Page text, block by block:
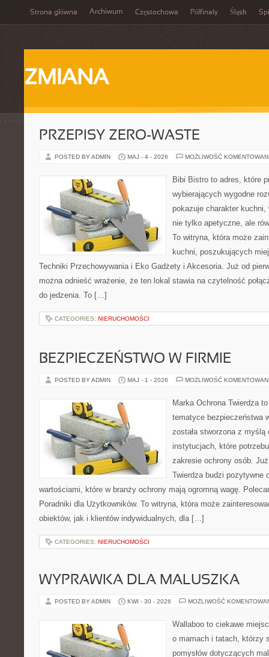
Strona główna Archiwum Częstochowa Półfinały Śląsk
ZMIANA
PRZEPISY ZERO-WASTE
POSTED BY ADMIN MAJ - 4 - 2026 MOŻLIWOŚĆ
Bibi Bistro to adres, które
wybierających wygodne
pokazuje charakter
nie tylko apetyczne, ale
To witryna, która może
kuchni, poszukujących
Techniki Przechowywania i Eko Gadżety i Akcesoria. Już od
można odnieść wrażenie, że ten lokal stawia na czytelność
do jedzenia. To […]
CATEGORIES: NIERUCHOMOŚCI
BEZPIECZEŃSTWO W FIRMIE
POSTED BY ADMIN MAJ - 1 - 2026 MOŻLIWOŚĆ
Marka Ochrona Twierdza
tematyce bezpieczeństwa
została stworzona z
instytucjach, które
zakresie ochrony osób.
Twierdza budzi pozytywne
wartościami, które w branży ochrony mają ogromną wagę.
Poradniki dla Użytkowników. To witryna, która może
obiektów, jak i klientów indywidualnych, dla […]
CATEGORIES: NIERUCHOMOŚCI
WYPRAWKA DLA MALUSZKA
POSTED BY ADMIN KWI - 30 - 2026 MOŻLIWOŚĆ
Wallaboo to ciekawe
o mamach i tatach, którzy
pomysłów dotyczących